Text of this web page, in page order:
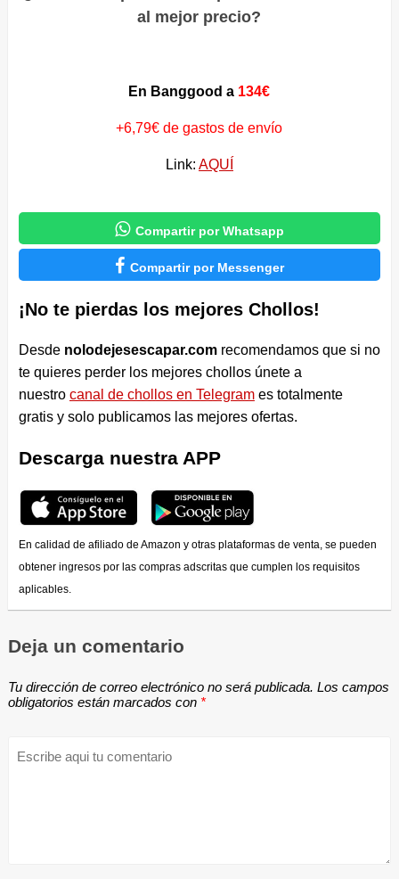
al mejor precio?
En Banggood a 134€
+6,79€ de gastos de envío
Link: AQUÍ
 Compartir por Whatsapp
 Compartir por Messenger
¡No te pierdas los mejores Chollos!
Desde nolodejesescapar.comrecomendamos que si no
te quieres perder los mejores chollos únete a
nuestro canal de chollos en Telegrames totalmente
gratis y solo publicamos las mejores ofertas.
Descarga nuestra APP
En calidad de afiliado de Amazon y otras plataformas de venta, se pueden
obtener ingresos por las compras adscritas que cumplen los requisitos
aplicables.
Deja un comentario
Tu dirección de correo electrónico no será publicada. Los campos
obligatorios están marcados con *